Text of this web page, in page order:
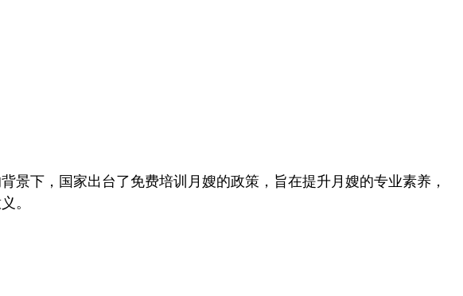
下，国家出台了免费培训月嫂的政策，旨在提升月嫂的专业素养，
。